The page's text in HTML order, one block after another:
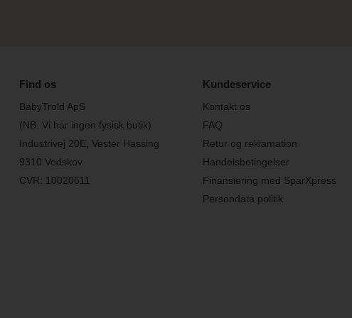
Find os
BabyTrold ApS
(NB. Vi har ingen fysisk butik)
Industrivej 20E, Vester Hassing
9310 Vodskov
CVR: 10020611
Kundeservice
Kontakt os
FAQ
Retur og reklamation
Handelsbetingelser
Finansiering med SparXpress
Persondata politik